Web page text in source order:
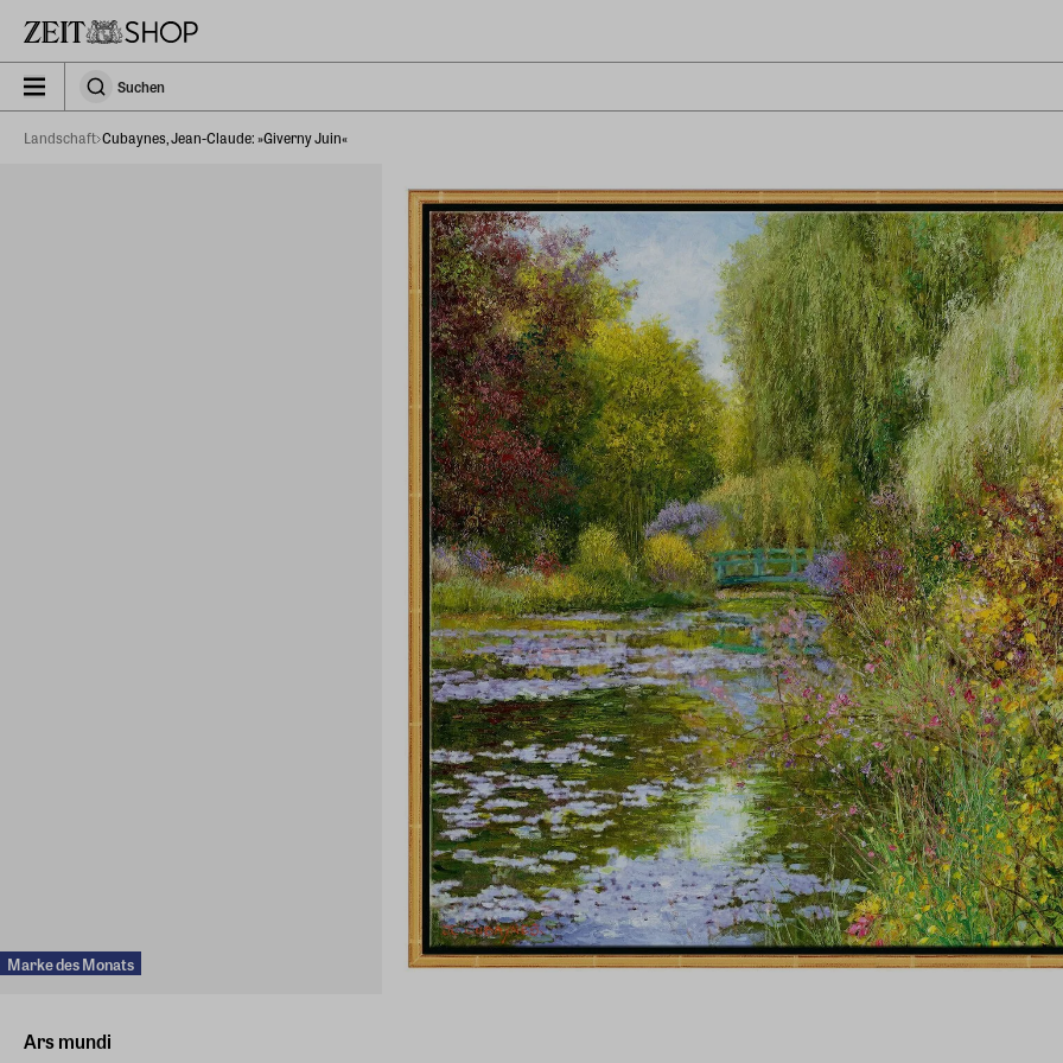
zeit_storefront.components.search.collapsed
SuchenSuchen
Landschaft Cubaynes, Jean-Claude: »Giverny Juin«
Marke des Monats
Ars mundi